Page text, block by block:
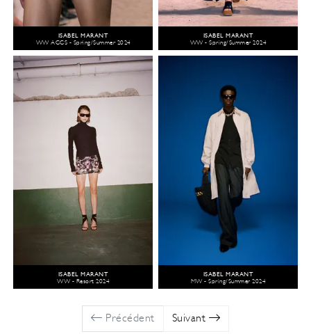
ISABEL MARANT
WW ACCS - Spring/Summer 2024
ISABEL MARANT
WW - Spring/Summer 2024
ISABEL MARANT
WW - Resort 2024
ISABEL MARANT
MW - Spring/Summer 2024
Précédent Suivant